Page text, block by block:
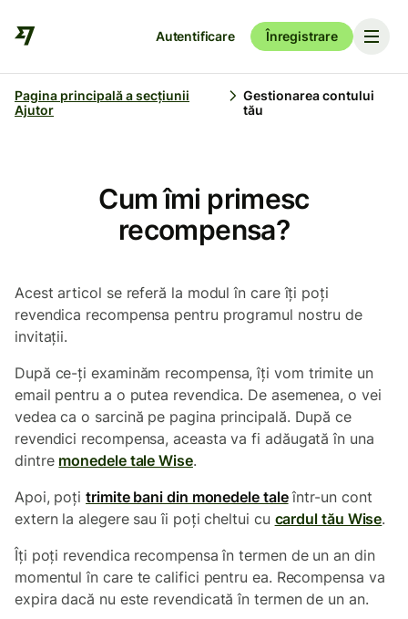
Autentificare Înregistrare
Pagina principală a secțiunii
Ajutor
Gestionarea contului
tău
Cum îmi primesc
recompensa?
Acest articol se referă la modul în care îți poți
revendica recompensa pentru programul nostru de
invitații.
După ce-ți examinăm recompensa, îți vom trimite un
email pentru a o putea revendica. De asemenea, o vei
vedea ca o sarcină pe pagina principală. După ce
revendici recompensa, aceasta va fi adăugată în una
dintre monedele tale Wise.
Apoi, poțitrimite bani din monedele taleîntr-un cont
extern la alegere sau îi poți cheltui cu cardul tău Wise.
Îți poți revendica recompensa în termen de un an din
momentul în care te califici pentru ea. Recompensa va
expira dacă nu este revendicată în termen de un an.